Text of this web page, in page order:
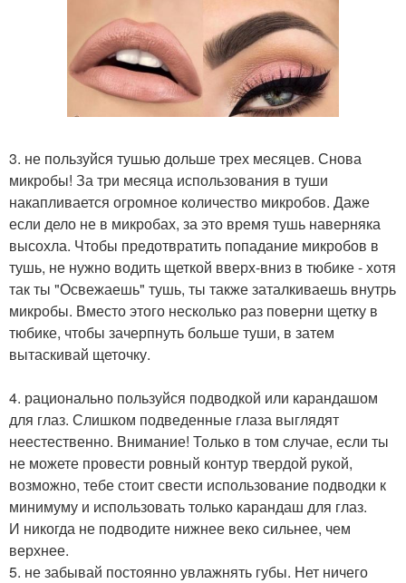
3. не пользуйся тушью дольше трех месяцев. Снова
микробы! За три месяца использования в туши
накапливается огромное количество микробов. Даже
если дело не в микробах, за это время тушь наверняка
высохла. Чтобы предотвратить попадание микробов в
тушь, не нужно водить щеткой вверх-вниз в тюбике - хотя
так ты "Освежаешь" тушь, ты также заталкиваешь внутрь
микробы. Вместо этого несколько раз поверни щетку в
тюбике, чтобы зачерпнуть больше туши, в затем
вытаскивай щеточку.
4. рационально пользуйся подводкой или карандашом
для глаз. Слишком подведенные глаза выглядят
неестественно. Внимание! Только в том случае, если ты
не можете провести ровный контур твердой рукой,
возможно, тебе стоит свести использование подводки к
минимуму и использовать только карандаш для глаз.
И никогда не подводите нижнее веко сильнее, чем
верхнее.
5. не забывай постоянно увлажнять губы. Нет ничего